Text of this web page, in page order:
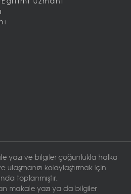
yazı ve bilgiler çoğunlukla halka
kolaylaştırmak için
toplanmıştır.
makale yazı ya da bilgiler